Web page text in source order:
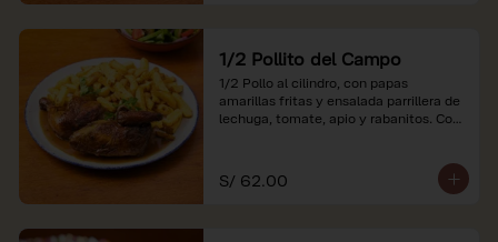
1/2 Pollito del Campo
1/2 Pollo al cilindro, con papas
amarillas fritas y ensalada parrillera de
lechuga, tomate, apio y rabanitos. Con
*Nuestros precios están expresados en
soles e incluyen impuestos de ley y
S/ 62.00